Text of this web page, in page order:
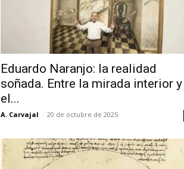
Eduardo Naranjo: la realidad
soñada. Entre la mirada interior y
el...
A. Carvajal - 20 de octubre de 2025